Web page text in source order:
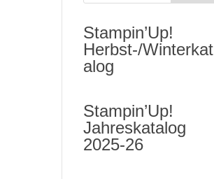
Stampin’Up!
Herbst-/Winterkat
alog
Stampin’Up!
Jahreskatalog
2025-26